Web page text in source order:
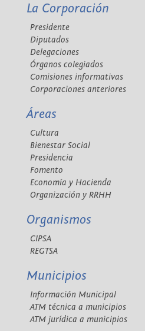
La Corporación
Presidente
Diputados
Delegaciones
Órganos colegiados
Comisiones informativas
Corporaciones anteriores
Áreas
Cultura
Bienestar Social
Presidencia
Fomento
Economía y Hacienda
Organización y RRHH
Organismos
CIPSA
REGTSA
Municipios
Información Municipal
ATM técnica a municipios
ATM jurídica a municipios